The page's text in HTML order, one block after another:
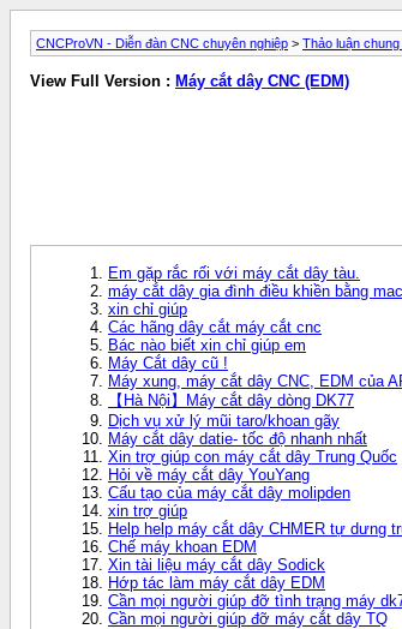
CNCProVN - Diễn đàn CNC chuyên nghiệp > Thảo luận
View Full Version : Máy cắt dây CNC (EDM)
Em gặp rắc rối với máy cắt dây tàu.
máy cắt dây gia đình điều khiền bằng
xin chỉ giúp
Các hãng dây cắt máy cắt cnc
Bác nào biết xin chỉ giúp em
Máy Cắt dây cũ !
Máy xung, máy cắt dây CNC, EDM của
【Hà Nội】Máy cắt dây dòng DK77
Dịch vụ xử lý mũi taro/khoan gãy
Máy cắt dây datie- tốc độ nhanh nhất
Xin trợ giúp con máy cắt dây Trung Quốc
Hỏi về máy cắt dây YouYang
Cấu tạo của máy cắt dây molipden
xin trợ giúp
Help help máy cắt dây CHMER tự dưng
Chế máy khoan EDM
Xin tài liệu máy cắt dây Sodick
Hớp tác làm máy cắt dây EDM
Cần mọi người giúp đỡ tình trạng máy
Cần mọi người giúp đỡ máy cắt dây TQ